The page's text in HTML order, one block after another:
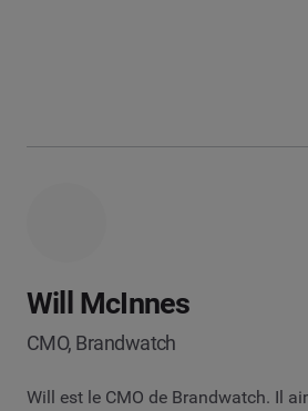
Will McInnes
CMO, Brandwatch
Will est le CMO de Brandwatch. Il